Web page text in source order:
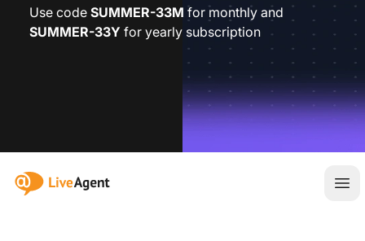
Use code SUMMER-33M for monthly and
SUMMER-33Y for yearly subscription
:site.title